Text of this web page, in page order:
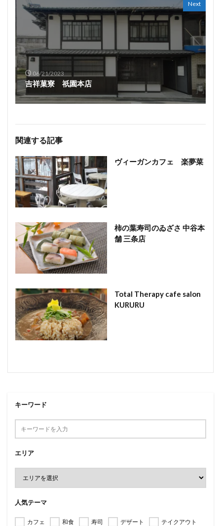
Next
06/21/2023
吉祥菓寮 祇園本店
関連する記事
ヴィーガンカフェ 楽夢菜
柿の葉寿司のゐざさ 中谷本
舗 三条店
Total Therapy cafe salon
KURURU
キーワード
エリア
人気テーマ
カフェ 和食 寿司 デザート
テイクアウト